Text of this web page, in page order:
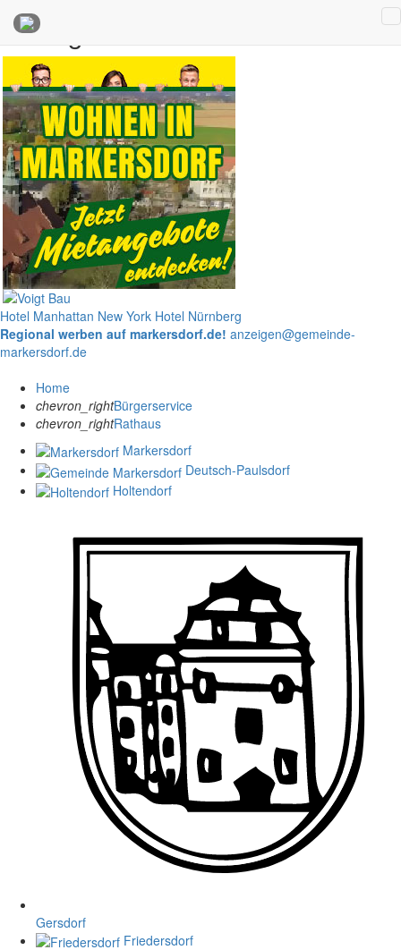
Anzeigen
Hotel Manhattan New York Hotel Nürnberg
Regional werben auf markersdorf.de! anzeigen@gemeinde-
markersdorf.de
Home
chevron_rightBürgerservice
chevron_rightRathaus
Markersdorf
Deutsch-Paulsdorf
Holtendorf
Gersdorf
Friedersdorf